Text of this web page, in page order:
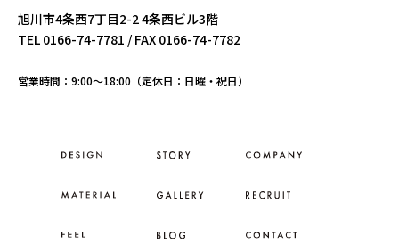
旭川市4条西7丁目2-2 4条西ビル3階
TEL 0166-74-7781 / FAX 0166-74-7782
営業時間：9:00〜18:00（定休日：日曜・祝日）